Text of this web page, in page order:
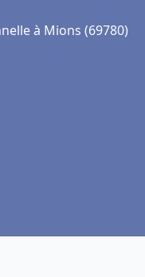
à Mions (69780)